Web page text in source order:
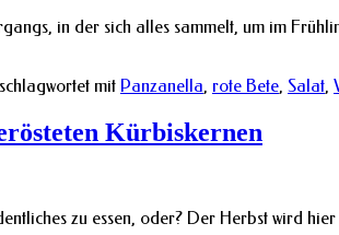
in der sich alles sammelt, um im
mit Panzanella, rote Bete, Salat,
Kürbiskernen
zu essen, oder? Der Herbst wird